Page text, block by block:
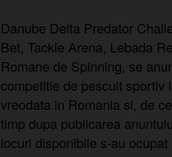
Danube Delta Predator
Bet, Tackle Arena, Lebada
Romane de Spinning, se
competitie de pescuit sportiv
vreodata in Romania si, de
timp dupa publicarea
locuri disponibile s-au